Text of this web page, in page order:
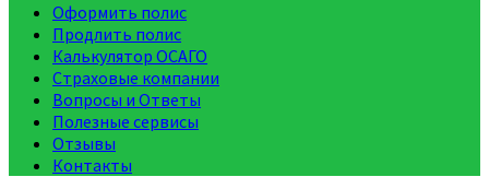
Оформить полис
Продлить полис
Калькулятор ОСАГО
Страховые компании
Вопросы и Ответы
Полезные сервисы
Отзывы
Контакты